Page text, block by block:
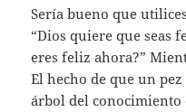
Sería bueno que
“Dios quiere que seas
eres feliz ahora?”
El hecho de que un
árbol del conocimiento